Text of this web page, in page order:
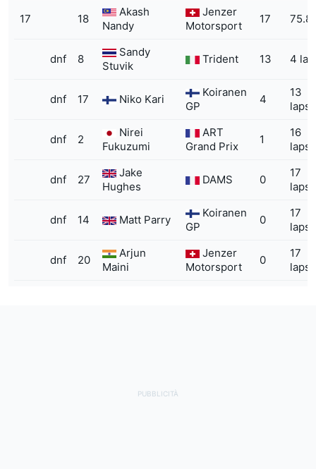
17 18
Akash
Nandy
Jenzer
Motorsport
17 75.8
dnf 8
Sandy
Stuvik
Trident 13 4
dnf 17 Niko Kari
Koiranen
GP
4
13
laps
dnf 2
Nirei
Fukuzumi
ART
Grand Prix
1
16
laps
dnf 27
Jake
Hughes
DAMS 0
17
laps
dnf 14 Matt Parry
Koiranen
GP
0
17
laps
dnf 20
Arjun
Maini
Jenzer
Motorsport
0
17
laps